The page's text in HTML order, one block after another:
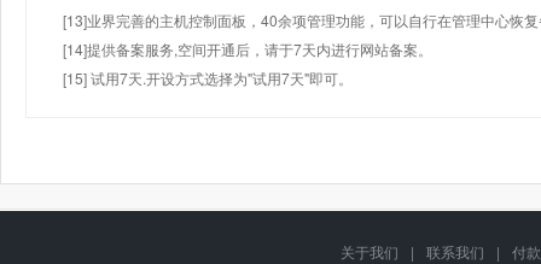
[13]业界完善的主机控制面板，40余项管理功能，可以自行在管理中心恢
[14]提供备案服务,空间开通后，请于7天内进行网站备案。
[15] 试用7天.开设方式选择为"试用7天"即可。
关于我们 | 联系我们 |
付